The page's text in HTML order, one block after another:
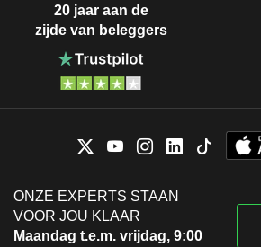
20 jaar aan de
zijde van beleggers
ONZE EXPERTS STAAN
VOOR JOU KLAAR
Maandag t.e.m. vrijdag, 9:00